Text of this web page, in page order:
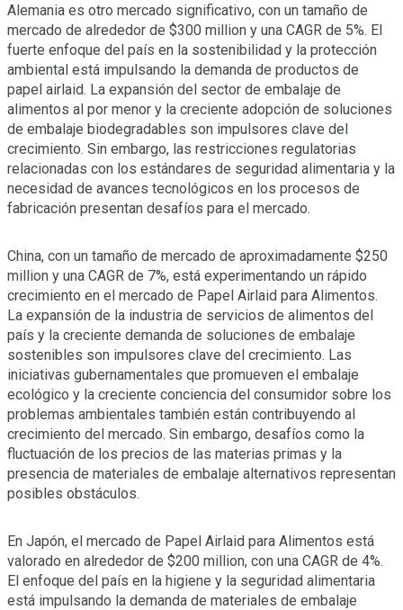
Alemania es otro mercado significativo, con un tamaño de
mercado de alrededor de $300 million y una CAGR de 5%. El
fuerte enfoque del país en la sostenibilidad y la protección
ambiental está impulsando la demanda de productos de
papel airlaid. La expansión del sector de embalaje de
alimentos al por menor y la creciente adopción de soluciones
de embalaje biodegradables son impulsores clave del
crecimiento. Sin embargo, las restricciones regulatorias
relacionadas con los estándares de seguridad alimentaria y la
necesidad de avances tecnológicos en los procesos de
fabricación presentan desafíos para el mercado.
China, con un tamaño de mercado de aproximadamente $250
million y una CAGR de 7%, está experimentando un rápido
crecimiento en el mercado de Papel Airlaid para Alimentos.
La expansión de la industria de servicios de alimentos del
país y la creciente demanda de soluciones de embalaje
sostenibles son impulsores clave del crecimiento. Las
iniciativas gubernamentales que promueven el embalaje
ecológico y la creciente conciencia del consumidor sobre los
problemas ambientales también están contribuyendo al
crecimiento del mercado. Sin embargo, desafíos como la
fluctuación de los precios de las materias primas y la
presencia de materiales de embalaje alternativos representan
posibles obstáculos.
En Japón, el mercado de Papel Airlaid para Alimentos está
valorado en alrededor de $200 million, con una CAGR de 4%.
El enfoque del país en la higiene y la seguridad alimentaria
está impulsando la demanda de materiales de embalaje